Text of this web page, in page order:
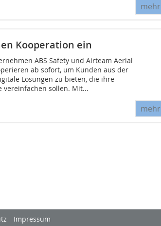
mehr
Kooperation ein
ABS Safety und Airteam Aerial
ab sofort, um Kunden aus der
Lösungen zu bieten, die ihre
vereinfachen sollen. Mit...
mehr
Impressum